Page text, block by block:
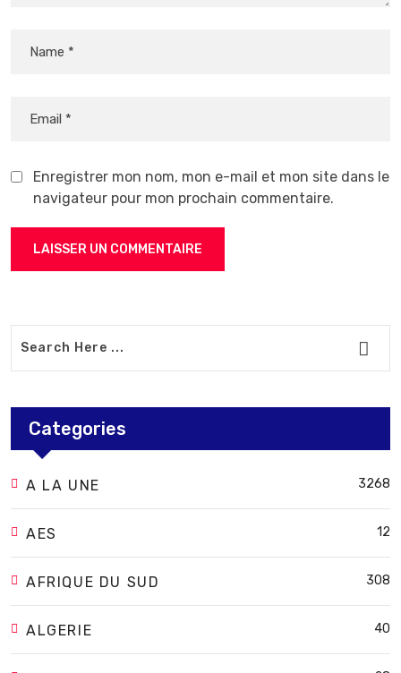
Enregistrer mon nom, mon e-mail et mon site dans le
navigateur pour mon prochain commentaire.
Categories
A LA UNE 3268
AES 12
AFRIQUE DU SUD 308
ALGERIE 40